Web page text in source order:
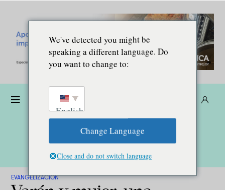
EVANGELIZACIÓN
We've detected you might be
speaking a different language. Do
you want to change to:
English
Change Language
Close and do not switch language